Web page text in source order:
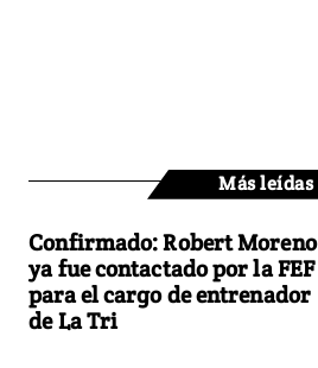
Más leídas
Confirmado: Robert Moreno
ya fue contactado por la FEF
para el cargo de entrenador
de La Tri